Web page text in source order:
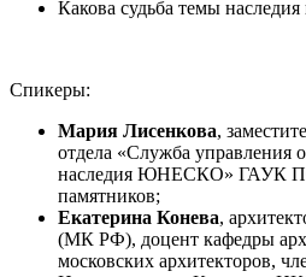
Какова судьба темы
Спикеры:
Мария Лисенкова,
отдела «Служба управления
наследия ЮНЕСКО» ГАУК
памятников;
Екатерина Конева,
(МК РФ), доцент кафедры
московских архитекторов,